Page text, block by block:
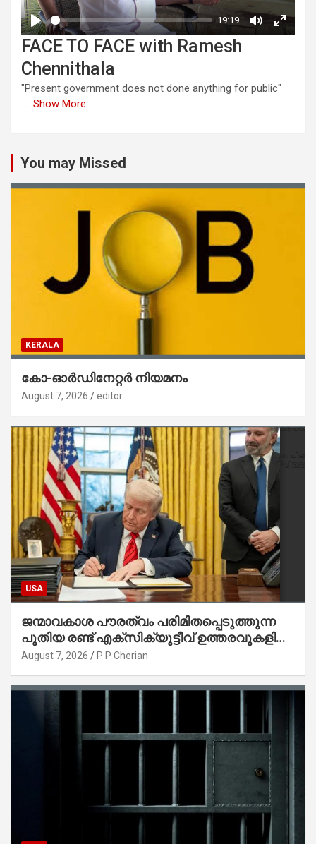
FACE TO FACE with Ramesh
Chennithala
"Present government does not done anything for public"
... Show More
You may Missed
KERALA
കോ-ഓർഡിനേറ്റർ നിയമനം
August 7, 2026 editor
USA
ജന്മാവകാശ പൗരത്വം പരിമിതപ്പെടുത്തുന്ന
പുതിയ രണ്ട് എക്സിക്യൂട്ടീവ് ഉത്തരവുകളിൽ
ട്രംപ് ഒപ്പുവെച്ചു
August 7, 2026 P P Cherian